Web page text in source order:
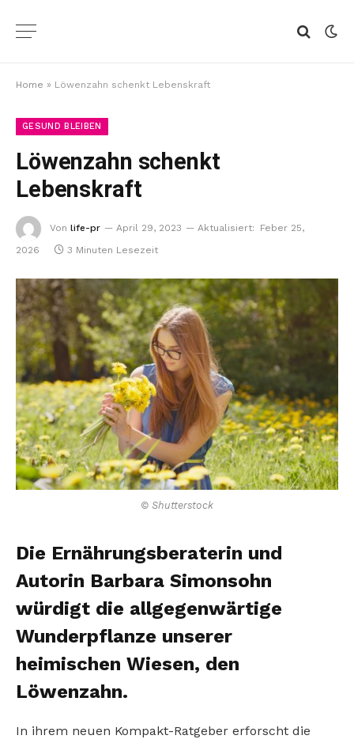
Home » Löwenzahn schenkt Lebenskraft
GESUND BLEIBEN
Löwenzahn schenkt
Lebenskraft
Von life-pr April 29, 2023 Aktualisiert:
Feber 25,
2026
3 Minuten Lesezeit
© Shutterstock
Die Ernährungsberaterin und
Autorin Barbara Simonsohn
würdigt die allgegenwärtige
Wunderpflanze unserer
heimischen Wiesen, den
Löwenzahn.
In ihrem neuen Kompakt-Ratgeber erforscht die